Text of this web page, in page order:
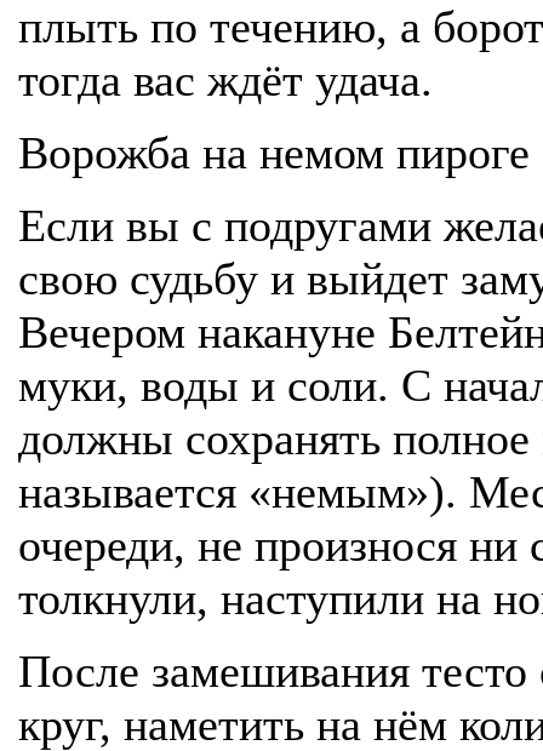
плыть по течению, а
тогда вас ждёт удача.
Ворожба на немом пироге
Если вы с подругами
свою судьбу и выйдет
Вечером накануне
муки, воды и соли. С
должны сохранять
называется «немым»).
очереди, не произнося ни
толкнули, наступили на
После замешивания тесто
круг, наметить на нём